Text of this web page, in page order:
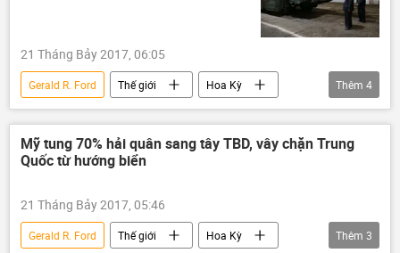
21 Tháng Bảy 2017, 06:05
Gerald R. Ford Thế giới
Hoa Kỳ
Châu Á
Kim Jong-un
phóng tên lửa
Hàn Quốc
Thêm 4
Mỹ tung 70% hải quân sang tây TBD, vây chặn Trung
Quốc từ hướng biển
21 Tháng Bảy 2017, 05:46
Gerald R. Ford Thế giới
Hoa Kỳ
Thêm 3